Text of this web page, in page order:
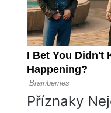
Příznaky